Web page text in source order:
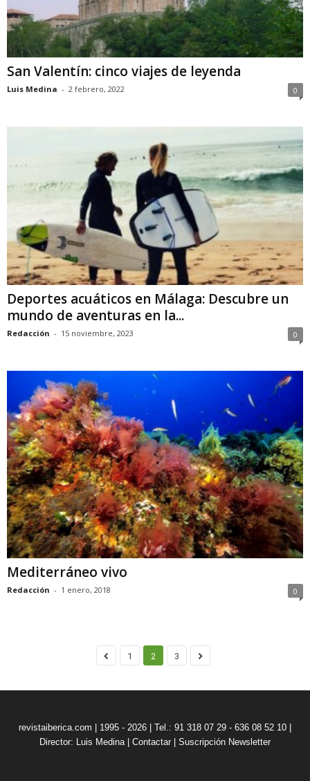
San Valentín: cinco viajes de leyenda
Luis Medina - 2 febrero, 2022 0
Deportes acuáticos en Málaga: Descubre un
mundo de aventuras en la...
Redacción - 15 noviembre, 2023 0
Mediterráneo vivo
Redacción - 1 enero, 2018 0
1 2 3
revistaiberica.com | 1995 - 2026 | Tel.: 91 318 07 29 - 636 08 52 10 |
Director: Luis Medina
Contactar Suscripción Newsletter